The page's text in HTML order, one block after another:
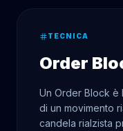
TECNICA
Order
Un Order Block è
di un movimento
candela rialzista